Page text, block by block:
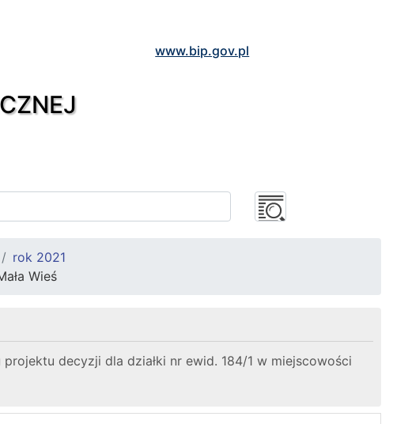
www.bip.gov.pl
rok 2021
Wieś
decyzji dla działki nr ewid. 184/1 w miejscowości